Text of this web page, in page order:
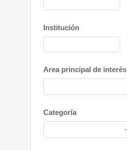
Institución
Area principal de interés
Categoría